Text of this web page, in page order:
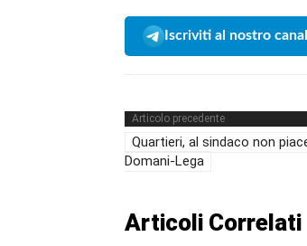
Iscriviti al nostro
Articolo precedente
Quartieri, al sindaco non
Domani-Lega
Articoli Correlati